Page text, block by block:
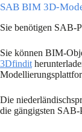
SAB BIM 3D-
Sie benötigen SAB-
Sie können BIM-
3Dfindit
Die
die gängigsten SAB-